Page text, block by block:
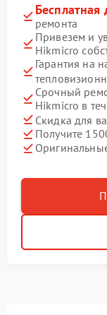
Бесплатная
ремонта
Привезем и
Hikmicro
Гарантия на
Срочный
Hikmicro в
Скидка для
Получите